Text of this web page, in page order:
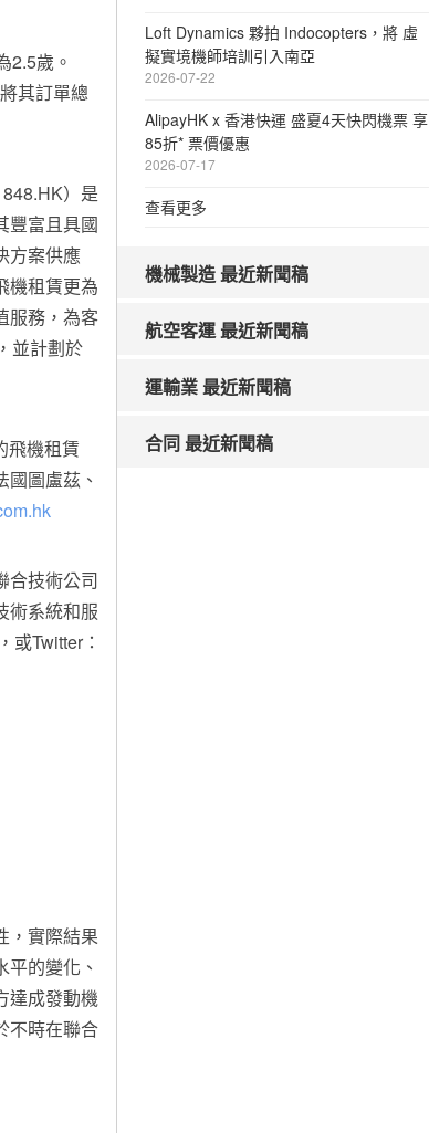
2.5歲。
其訂單總
）是
豐富且具國
方案供應
機租賃更為
服務，為客
並計劃於
飛機租賃
圖盧茲、
合技術公司
術系統和服
或Twitter：
，實際結果
的變化、
達成發動機
不時在聯合
Loft Dynamics 夥拍 Indocopters，將 虛
擬實境機師培訓引入南亞
2026-07-22
AlipayHK x 香港快運 盛夏4天快閃機票 享
85折* 票價優惠
2026-07-17
查看更多
機械製造 最近新聞稿
航空客運 最近新聞稿
運輸業 最近新聞稿
合同 最近新聞稿